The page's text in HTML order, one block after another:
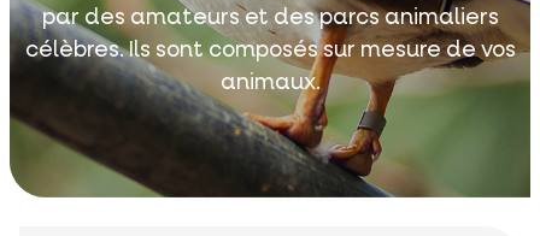
par des amateurs et des parcs animaliers
célèbres. Ils sont composés sur mesure de vos
animaux.